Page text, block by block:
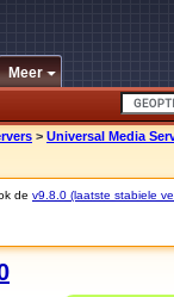
Meer
> Universal Media
de v9.8.0 (laatste stabiele